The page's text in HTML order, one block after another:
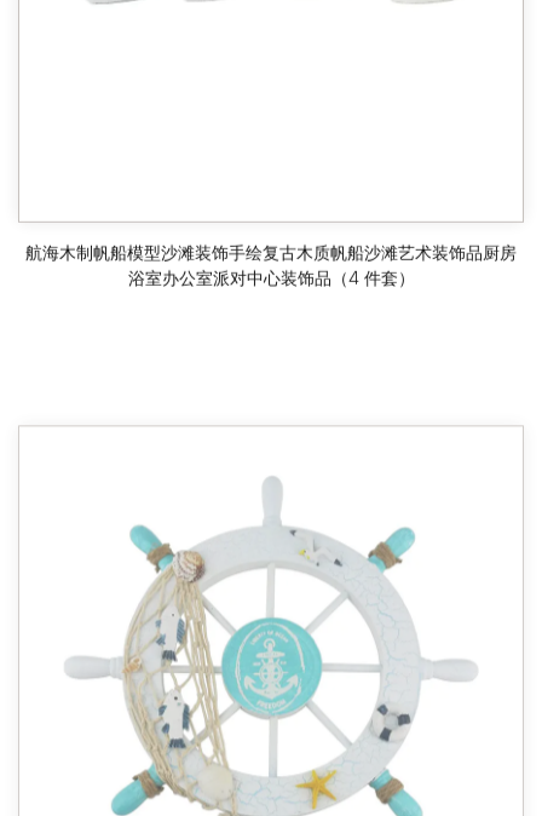
航海木制帆船模型沙滩装饰手绘复古木质帆船沙滩艺术装饰品厨房
浴室办公室派对中心装饰品（4 件套）